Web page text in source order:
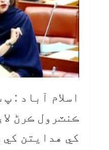
اسلام آباد :
ڪنٽرول ڪرڻ
کي هدايتن کي